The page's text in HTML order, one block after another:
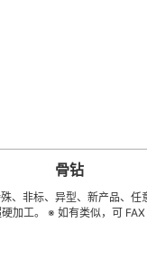
型、新产品、任意种类、形
有类似，可 FAX 地址，来